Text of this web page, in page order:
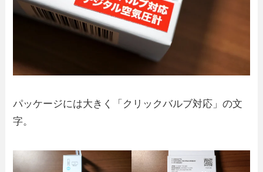
パッケージには大きく「クリックバルブ対応」の文
字。